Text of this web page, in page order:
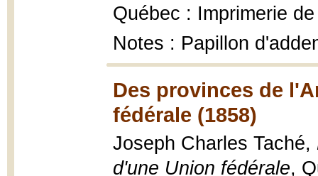
Québec : Imprimerie
Notes : Papillon
Des provinces de
fédérale (1858)
Joseph Charles Taché,
d'une Union fédérale,